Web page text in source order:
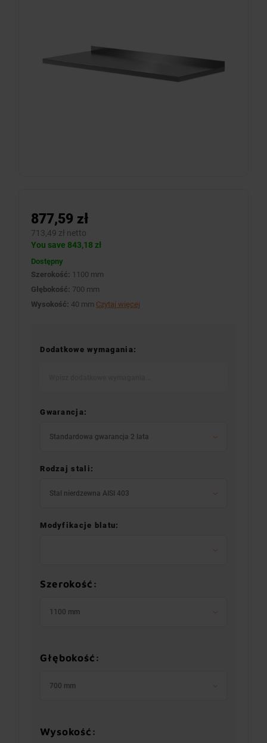
877,59 zł
713,49 zł netto
You save 843,18 zł
Dostępny
Szerokość: 1100 mm
Głębokość: 700 mm
Wysokość: 40 mm Czytaj więcej
Dodatkowe wymagania:
Gwarancja:
Standardowa gwarancja 2 lata
Rodzaj stali:
Stal nierdzewna AISI 403
Modyfikacje blatu:
Szerokość:
1100 mm
Głębokość:
700 mm
Wysokość: